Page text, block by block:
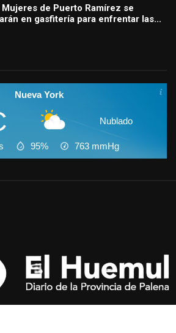
Mujeres de Puerto Ramírez se
en gasfitería para enfrentar las...
Nueva York
Nublado
95% 763 mmHg